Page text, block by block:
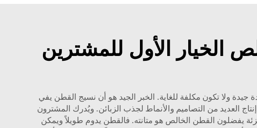
الخيار الأول للمشترين
ولا تكون مكلفة للغاية. الخبر الجيد هو أن نسيج القطن يفي
العديد من التصاميم والأنماط لجذب الزبائن. ويُدرك المشترون
يفضلون القطن الخالص هو متانته. فالقطن يدوم طويلاً ويمكن